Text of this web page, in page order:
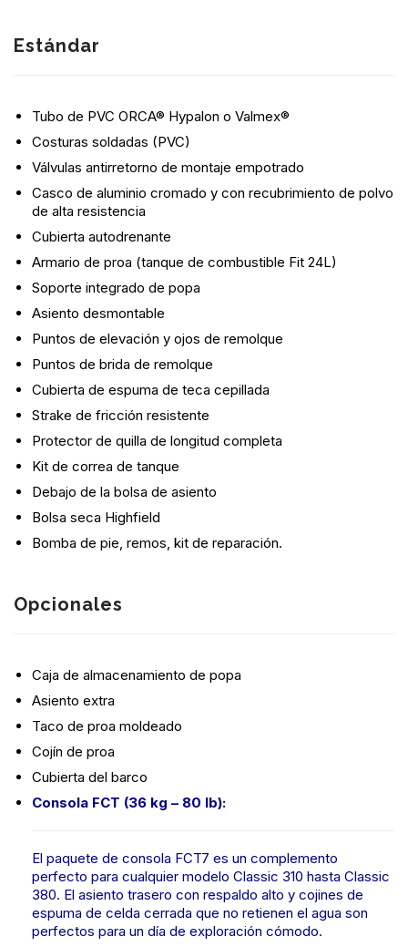
Estándar
Tubo de PVC ORCA® Hypalon o Valmex®
Costuras soldadas (PVC)
Válvulas antirretorno de montaje empotrado
Casco de aluminio cromado y con recubrimiento de polvo
de alta resistencia
Cubierta autodrenante
Armario de proa (tanque de combustible Fit 24L)
Soporte integrado de popa
Asiento desmontable
Puntos de elevación y ojos de remolque
Puntos de brida de remolque
Cubierta de espuma de teca cepillada
Strake de fricción resistente
Protector de quilla de longitud completa
Kit de correa de tanque
Debajo de la bolsa de asiento
Bolsa seca Highfield
Bomba de pie, remos, kit de reparación.
Opcionales
Caja de almacenamiento de popa
Asiento extra
Taco de proa moldeado
Cojín de proa
Cubierta del barco
Consola FCT (36 kg – 80 lb):
El paquete de consola FCT7 es un complemento
perfecto para cualquier modelo Classic 310 hasta Classic
380. El asiento trasero con respaldo alto y cojines de
espuma de celda cerrada que no retienen el agua son
perfectos para un día de exploración cómodo.